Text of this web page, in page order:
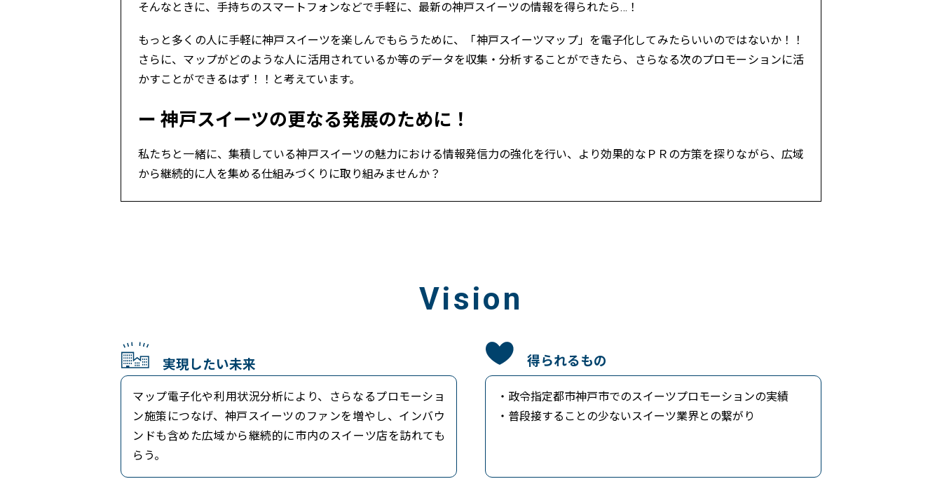
そんなときに、手持ちのスマートフォンなどで手軽に、最新の神戸スイーツの情報を得られたら…！
もっと多くの人に手軽に神戸スイーツを楽しんでもらうために、「神戸スイーツマップ」を電子化してみたらいいのではないか！！
さらに、マップがどのような人に活用されているか等のデータを収集・分析することができたら、さらなる次のプロモーションに活
かすことができるはず！！と考えています。
神戸スイーツの更なる発展のために！
私たちと一緒に、集積している神戸スイーツの魅力における情報発信力の強化を行い、より効果的なＰＲの方策を探りながら、広域
から継続的に人を集める仕組みづくりに取り組みませんか？
Vision
実現したい未来
マップ電子化や利用状況分析により、さらなるプロモーショ
ン施策につなげ、神戸スイーツのファンを増やし、インバウ
ンドも含めた広域から継続的に市内のスイーツ店を訪れても
らう。
得られるもの
・政令指定都市神戸市でのスイーツプロモーションの実績
・普段接することの少ないスイーツ業界との繋がり